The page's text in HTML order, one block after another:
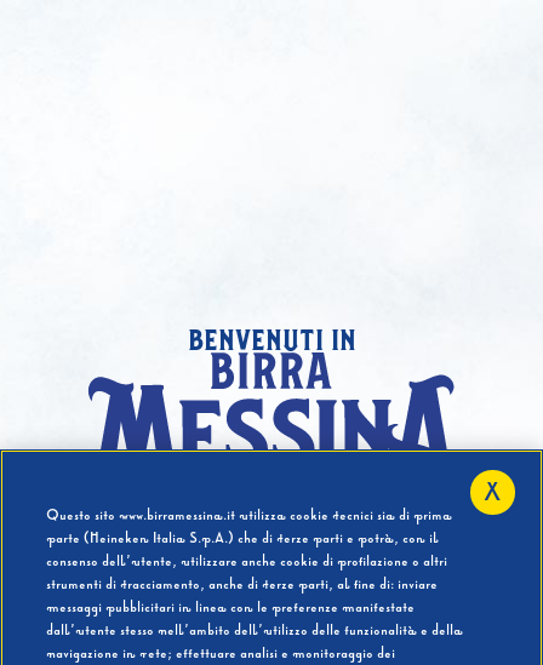
benvenuti in
Hai compiuto 18 Anni?
SI NO
Questo sito www.birramessina.it utilizza cookie tecnici sia di prima
parte (Heineken Italia S.p.A.) che di terze parti e potrà, con il
consenso dell’utente, utilizzare anche cookie di profilazione o altri
strumenti di tracciamento, anche di terze parti, al fine di: inviare
messaggi pubblicitari in linea con le preferenze manifestate
dall’utente stesso nell’ambito dell’utilizzo delle funzionalità e della
navigazione in rete; effettuare analisi e monitoraggio dei
X